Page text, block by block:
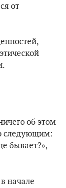
от
об этом
следующим:
бывает?»,
начале